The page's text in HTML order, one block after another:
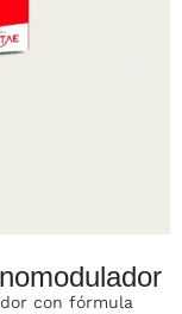
con fórmula